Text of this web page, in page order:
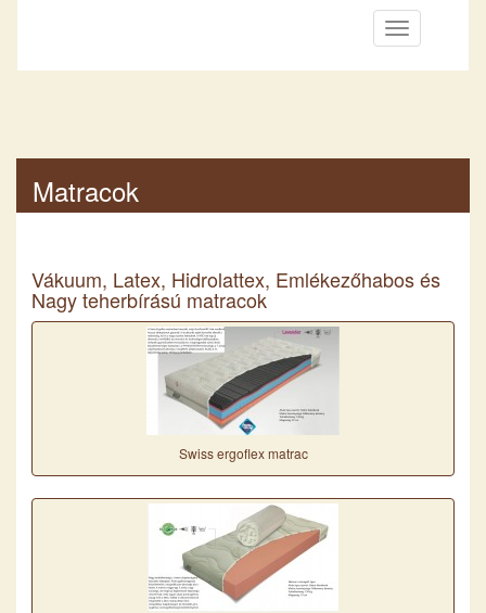
Matracok
Vákuum, Latex, Hidrolattex, Emlékezőhabos és
Nagy teherbírású matracok
Swiss ergoflex matrac